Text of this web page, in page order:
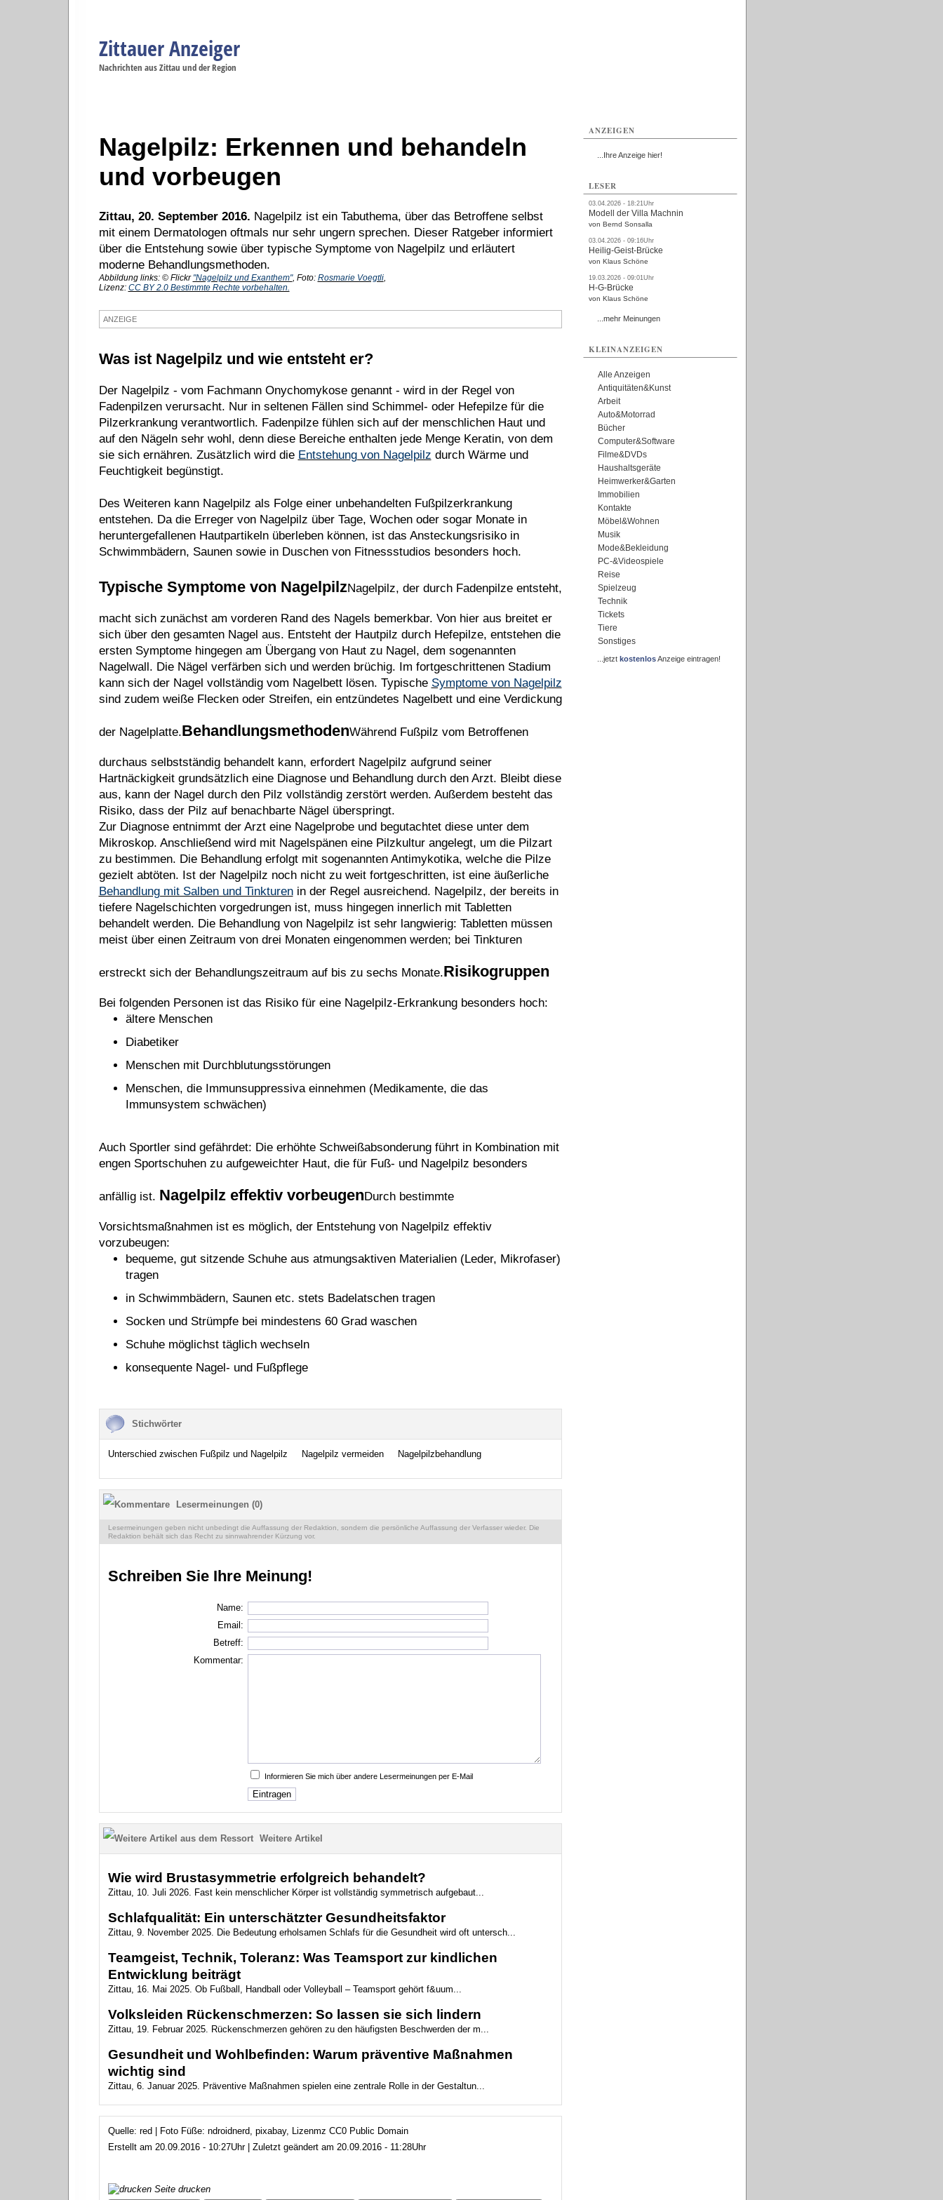
Zittauer Anzeiger
Nachrichten aus Zittau und der Region
Nagelpilz: Erkennen und behandeln
und vorbeugen
Zittau, 20. September 2016. Nagelpilz ist ein Tabuthema, über das Betroffene selbst
mit einem Dermatologen oftmals nur sehr ungern sprechen. Dieser Ratgeber informiert
über die Entstehung sowie über typische Symptome von Nagelpilz und erläutert
moderne Behandlungsmethoden.
Abbildung links: © Flickr "Nagelpilz und Exanthem", Foto: Rosmarie Voegtli,
Lizenz: CC BY 2.0 Bestimmte Rechte vorbehalten.
ANZEIGE
Was ist Nagelpilz und wie entsteht er?
Der Nagelpilz - vom Fachmann Onychomykose genannt - wird in der Regel von
Fadenpilzen verursacht. Nur in seltenen Fällen sind Schimmel- oder Hefepilze für die
Pilzerkrankung verantwortlich. Fadenpilze fühlen sich auf der menschlichen Haut und
auf den Nägeln sehr wohl, denn diese Bereiche enthalten jede Menge Keratin, von dem
sie sich ernähren. Zusätzlich wird die Entstehung von Nagelpilz durch Wärme und
Feuchtigkeit begünstigt.
Des Weiteren kann Nagelpilz als Folge einer unbehandelten Fußpilzerkrankung
entstehen. Da die Erreger von Nagelpilz über Tage, Wochen oder sogar Monate in
heruntergefallenen Hautpartikeln überleben können, ist das Ansteckungsrisiko in
Schwimmbädern, Saunen sowie in Duschen von Fitnessstudios besonders hoch.
Typische Symptome von NagelpilzNagelpilz, der durch Fadenpilze entsteht,
macht sich zunächst am vorderen Rand des Nagels bemerkbar. Von hier aus breitet er
sich über den gesamten Nagel aus. Entsteht der Hautpilz durch Hefepilze, entstehen die
ersten Symptome hingegen am Übergang von Haut zu Nagel, dem sogenannten
Nagelwall. Die Nägel verfärben sich und werden brüchig. Im fortgeschrittenen Stadium
kann sich der Nagel vollständig vom Nagelbett lösen. Typische Symptome von Nagelpilz
sind zudem weiße Flecken oder Streifen, ein entzündetes Nagelbett und eine Verdickung
der Nagelplatte.BehandlungsmethodenWährend Fußpilz vom Betroffenen
durchaus selbstständig behandelt kann, erfordert Nagelpilz aufgrund seiner
Hartnäckigkeit grundsätzlich eine Diagnose und Behandlung durch den Arzt. Bleibt diese
aus, kann der Nagel durch den Pilz vollständig zerstört werden. Außerdem besteht das
Risiko, dass der Pilz auf benachbarte Nägel überspringt.
Zur Diagnose entnimmt der Arzt eine Nagelprobe und begutachtet diese unter dem
Mikroskop. Anschließend wird mit Nagelspänen eine Pilzkultur angelegt, um die Pilzart
zu bestimmen. Die Behandlung erfolgt mit sogenannten Antimykotika, welche die Pilze
gezielt abtöten. Ist der Nagelpilz noch nicht zu weit fortgeschritten, ist eine äußerliche
Behandlung mit Salben und Tinkturenin der Regel ausreichend. Nagelpilz, der bereits in
tiefere Nagelschichten vorgedrungen ist, muss hingegen innerlich mit Tabletten
behandelt werden. Die Behandlung von Nagelpilz ist sehr langwierig: Tabletten müssen
meist über einen Zeitraum von drei Monaten eingenommen werden; bei Tinkturen
erstreckt sich der Behandlungszeitraum auf bis zu sechs Monate.Risikogruppen
Bei folgenden Personen ist das Risiko für eine Nagelpilz-Erkrankung besonders hoch:
ältere Menschen
Diabetiker
Menschen mit Durchblutungsstörungen
Menschen, die Immunsuppressiva einnehmen (Medikamente, die das
Immunsystem schwächen)
Auch Sportler sind gefährdet: Die erhöhte Schweißabsonderung führt in Kombination mit
engen Sportschuhen zu aufgeweichter Haut, die für Fuß- und Nagelpilz besonders
anfällig ist. Nagelpilz effektiv vorbeugenDurch bestimmte
Vorsichtsmaßnahmen ist es möglich, der Entstehung von Nagelpilz effektiv
vorzubeugen:
bequeme, gut sitzende Schuhe aus atmungsaktiven Materialien (Leder, Mikrofaser)
tragen
in Schwimmbädern, Saunen etc. stets Badelatschen tragen
Socken und Strümpfe bei mindestens 60 Grad waschen
Schuhe möglichst täglich wechseln
konsequente Nagel- und Fußpflege
Stichwörter
Unterschied zwischen Fußpilz und Nagelpilz Nagelpilz vermeiden Nagelpilzbehandlung
Lesermeinungen (0)
Lesermeinungen geben nicht unbedingt die Auffassung der Redaktion, sondern die persönliche Auffassung der Verfasser wieder. Die
Redaktion behält sich das Recht zu sinnwahrender Kürzung vor.
Schreiben Sie Ihre Meinung!
Name:
Email:
Betreff:
Kommentar:
Informieren Sie mich über andere Lesermeinungen per E-Mail
Weitere Artikel
Wie wird Brustasymmetrie erfolgreich behandelt?
Zittau, 10. Juli 2026. Fast kein menschlicher Körper ist vollständig symmetrisch aufgebaut...
Schlafqualität: Ein unterschätzter Gesundheitsfaktor
Zittau, 9. November 2025. Die Bedeutung erholsamen Schlafs für die Gesundheit wird oft untersch...
Teamgeist, Technik, Toleranz: Was Teamsport zur kindlichen
Entwicklung beiträgt
Zittau, 16. Mai 2025. Ob Fußball, Handball oder Volleyball – Teamsport gehört f&uum...
Volksleiden Rückenschmerzen: So lassen sie sich lindern
Zittau, 19. Februar 2025. Rückenschmerzen gehören zu den häufigsten Beschwerden der m...
Gesundheit und Wohlbefinden: Warum präventive Maßnahmen
wichtig sind
Zittau, 6. Januar 2025. Präventive Maßnahmen spielen eine zentrale Rolle in der Gestaltun...
Quelle: red | Foto Füße: ndroidnerd, pixabay, Lizenmz CC0 Public Domain
Erstellt am 20.09.2016 - 10:27Uhr | Zuletzt geändert am 20.09.2016 - 11:28Uhr
Seite drucken
ANZEIGEN
...Ihre Anzeige hier!
LESER
03.04.2026 - 18:21Uhr
Modell der Villa Machnin
von Bernd Sonsalla
03.04.2026 - 09:16Uhr
Heilig-Geist-Brücke
von Klaus Schöne
19.03.2026 - 09:01Uhr
H-G-Brücke
von Klaus Schöne
...mehr Meinungen
KLEINANZEIGEN
Alle Anzeigen
Antiquitäten&Kunst
Arbeit
Auto&Motorrad
Bücher
Computer&Software
Filme&DVDs
Haushaltsgeräte
Heimwerker&Garten
Immobilien
Kontakte
Möbel&Wohnen
Musik
Mode&Bekleidung
PC-&Videospiele
Reise
Spielzeug
Technik
Tickets
Tiere
Sonstiges
...jetzt kostenlosAnzeige eintragen!